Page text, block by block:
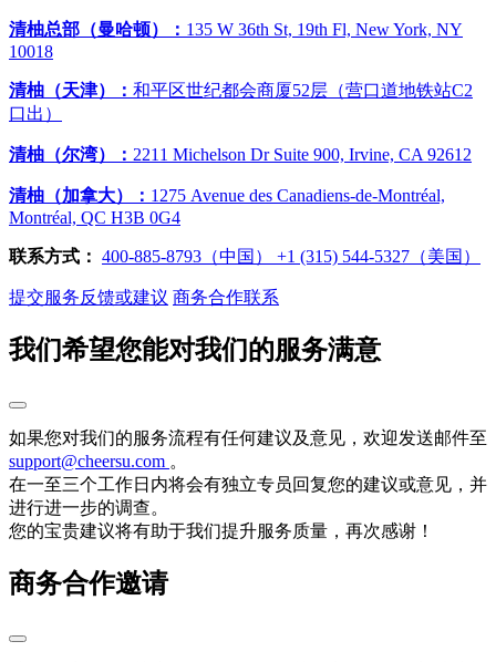
清柚总部（曼哈顿）： 135 W 36th St, 19th Fl, New York, NY
10018
清柚（天津）： 和平区世纪都会商厦52层（营口道地铁站C2
口出）
清柚（尔湾）： 2211 Michelson Dr Suite 900, Irvine, CA 92612
清柚（加拿大）： 1275 Avenue des Canadiens-de-Montréal,
Montréal, QC H3B 0G4
联系方式： 400-885-8793（中国） ‭+1 (315) 544-5327（美国）
提交服务反馈或建议 商务合作联系
我们希望您能对我们的服务满意
如果您对我们的服务流程有任何建议及意见，欢迎发送邮件至
support@cheersu.com 。
在一至三个工作日内将会有独立专员回复您的建议或意见，并
进行进一步的调查。
您的宝贵建议将有助于我们提升服务质量，再次感谢！
商务合作邀请